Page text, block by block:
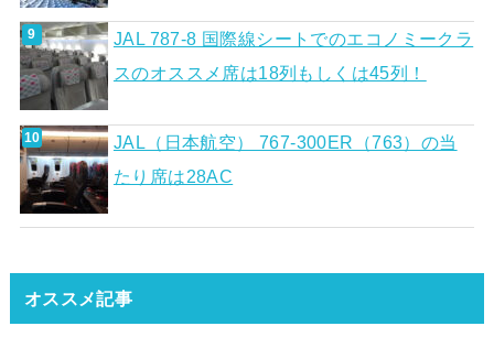
JAL 787-8 国際線シートでのエコノミークラ
スのオススメ席は18列もしくは45列！
JAL（日本航空） 767-300ER（763）の当
たり席は28AC
オススメ記事